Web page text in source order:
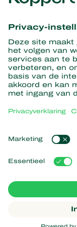
Ontvang
informatie
Partners with
Roofmijten
Roofinsecten
Nuttige nematoden
Nuttige micro-
Gewasbescherming
Nieuws en informatie
Duurzaamheid
Werken bij Koppert
Contact
Populaire links
Ervaringen van
Koppert One
Koppert Global
Cookies beheren
Cookieverklaring